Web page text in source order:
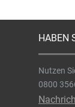
HABEN
Nutzen
0800